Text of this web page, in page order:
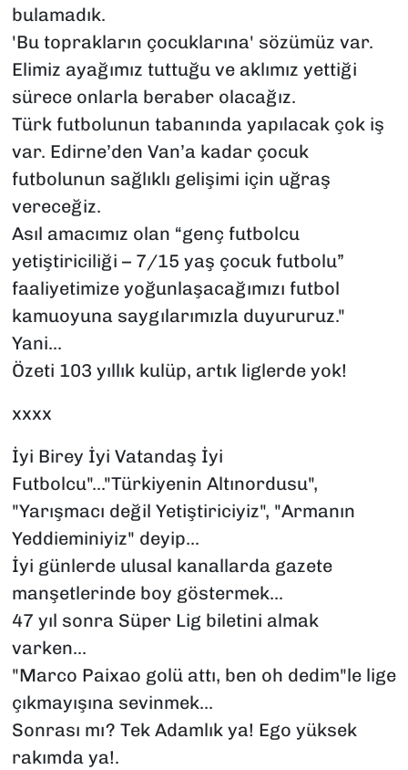
bulamadık.
'Bu toprakların çocuklarına' sözümüz var.
Elimiz ayağımız tuttuğu ve aklımız yettiği
sürece onlarla beraber olacağız.
Türk futbolunun tabanında yapılacak çok iş
var. Edirne’den Van’a kadar çocuk
futbolunun sağlıklı gelişimi için uğraş
vereceğiz.
Asıl amacımız olan “genç futbolcu
yetiştiriciliği – 7/15 yaş çocuk futbolu”
faaliyetimize yoğunlaşacağımızı futbol
kamuoyuna saygılarımızla duyururuz."
Yani...
Özeti 103 yıllık kulüp, artık liglerde yok!
xxxx
İyi Birey İyi Vatandaş İyi
Futbolcu"..."Türkiyenin Altınordusu",
"Yarışmacı değil Yetiştiriciyiz", "Armanın
Yeddieminiyiz" deyip...
İyi günlerde ulusal kanallarda gazete
manşetlerinde boy göstermek...
47 yıl sonra Süper Lig biletini almak
varken...
"Marco Paixao golü attı, ben oh dedim"le lige
çıkmayışına sevinmek...
Sonrası mı? Tek Adamlık ya! Ego yüksek
rakımda ya!.